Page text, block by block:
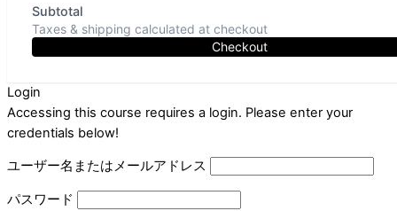
Subtotal
Taxes & shipping calculated at checkout
Checkout
Login
Accessing this course requires a login. Please enter your
credentials below!
ユーザー名またはメールアドレス
パスワード